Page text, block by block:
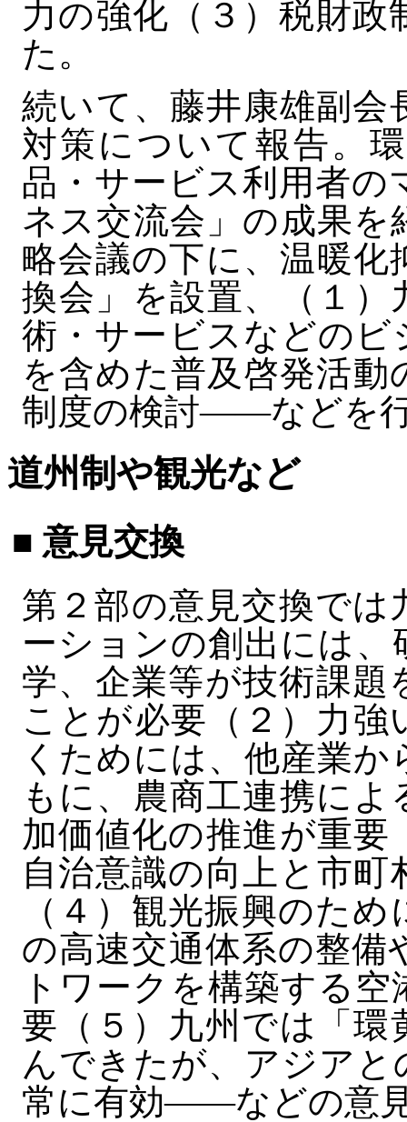
力の強化（３）税財
た。
続いて、藤井康雄副会
対策について報告。
品・サービス利用者
ネス交流会」の成果
略会議の下に、温暖化
換会」を設置、（１）
術・サービスなどのビ
を含めた普及啓発活
制度の検討――などを
道州制や観光など
■ 意見交換
第２部の意見交換では
ーションの創出には
学、企業等が技術課題
ことが必要（２）力
くためには、他産業
もに、農商工連携に
加価値化の推進が重
自治意識の向上と市
（４）観光振興のた
の高速交通体系の整備
トワークを構築する
要（５）九州では「環
んできたが、アジア
常に有効――などの意